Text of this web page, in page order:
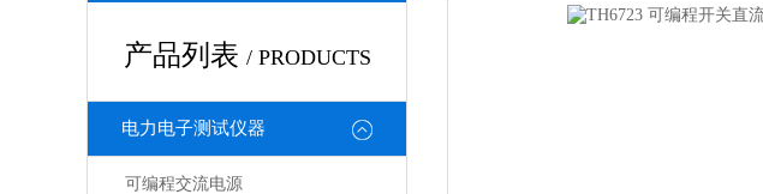
产品列表 / PRODUCTS
电力电子测试仪器
可编程交流电源